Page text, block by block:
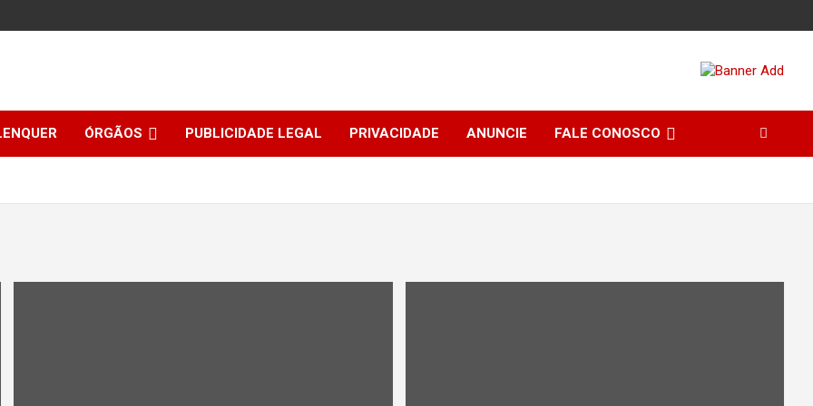
ÓRGÃOS PUBLICIDADE LEGAL PRIVACIDADE ANUNCIE FALE CONOSCO